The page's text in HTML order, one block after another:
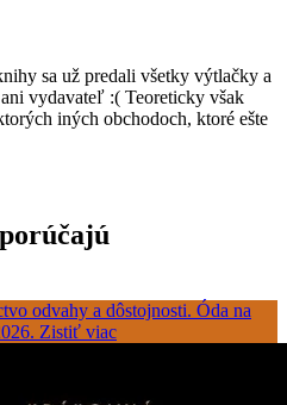
sa už predali všetky výtlačky a
vydavateľ :( Teoreticky však
iných obchodoch, ktoré ešte